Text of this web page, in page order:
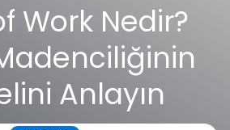
Work Nedir?
Anlayın